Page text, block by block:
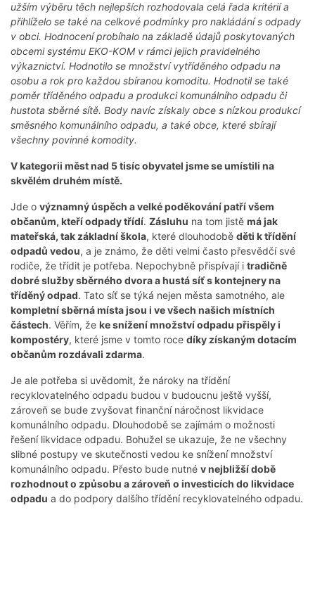
užším výběru těch nejlepších rozhodovala celá řada kritérií a
přihlíželo se také na celkové podmínky pro nakládání s odpady
v obci. Hodnocení probíhalo na základě údajů poskytovaných
obcemi systému EKO-KOM v rámci jejich pravidelného
výkaznictví. Hodnotilo se množství vytříděného odpadu na
osobu a rok pro každou sbíranou komoditu. Hodnotil se také
poměr tříděného odpadu a produkci komunálního odpadu či
hustota sběrné sítě. Body navíc získaly obce s nízkou produkcí
směsného komunálního odpadu, a také obce, které sbírají
všechny povinné komodity.
V kategorii měst nad 5 tisíc obyvatel jsme se umístili na
skvělém druhém místě.
Jde o významný úspěch a velké poděkování patří všem
občanům, kteří odpady třídí. Zásluhu na tom jistě má jak
mateřská, tak základní škola, které dlouhodobě děti k třídění
odpadů vedou, a je známo, že děti velmi často přesvědčí své
rodiče, že třídit je potřeba. Nepochybně přispívají i tradičně
dobré služby sběrného dvora a hustá síť s kontejnery na
tříděný odpad. Tato síť se týká nejen města samotného, ale
kompletní sběrná místa jsou i ve všech našich místních
částech. Věřím, že ke snížení množství odpadu přispěly i
kompostéry, které jsme v tomto roce díky získaným dotacím
občanům rozdávali zdarma.
Je ale potřeba si uvědomit, že nároky na třídění
recyklovatelného odpadu budou v budoucnu ještě vyšší,
zároveň se bude zvyšovat finanční náročnost likvidace
komunálního odpadu. Dlouhodobě se zajímám o možnosti
řešení likvidace odpadu. Bohužel se ukazuje, že ne všechny
slibné postupy ve skutečnosti vedou ke snížení množství
komunálního odpadu. Přesto bude nutné v nejbližší době
rozhodnout o způsobu a zároveň o investicích do likvidace
odpadu a do podpory dalšího třídění recyklovatelného odpadu.